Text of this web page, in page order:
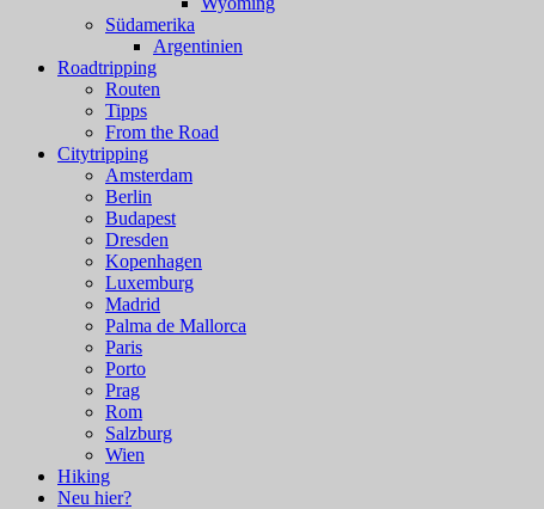
Südamerika
Argentinien
Roadtripping
Routen
Tipps
From the Road
Citytripping
Amsterdam
Berlin
Budapest
Dresden
Kopenhagen
Luxemburg
Madrid
Palma de Mallorca
Paris
Porto
Prag
Rom
Salzburg
Wien
Hiking
Neu hier?